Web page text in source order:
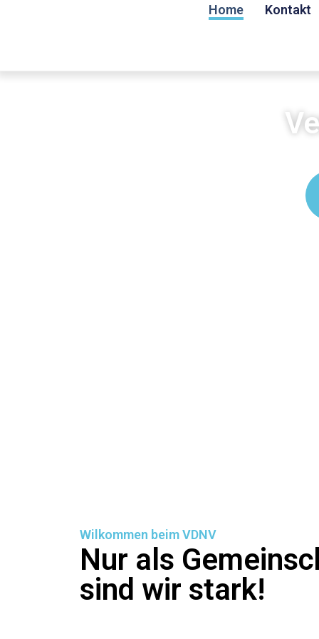
Home Kontakt
Wilkommen beim VDNV
Nur als
sind wir stark!